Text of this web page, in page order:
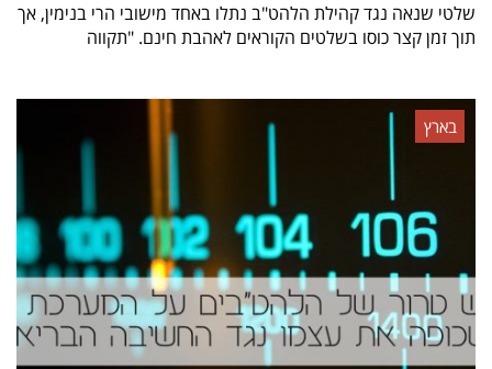
שלטי שנאה נגד קהילת הלהט"ב נתלו באחד מישובי הרי בנימין, אך
תוך זמן קצר כוסו בשלטים הקוראים לאהבת חינם. "תקווה
בארץ